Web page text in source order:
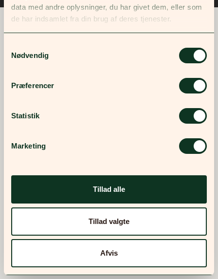
data med andre oplysninger, du har givet dem, eller som
de har indsamlet fra din brug af deres tjenester.
Nødvendig
Præferencer
Statistik
Marketing
Tillad alle
Tillad valgte
Afvis